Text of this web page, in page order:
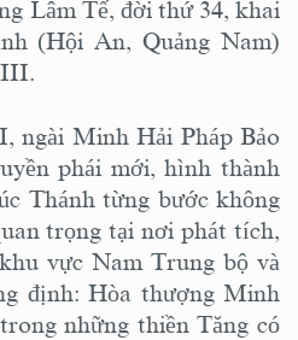
Lâm Tế, đời thứ 34, khai
(Hội An, Quảng Nam)
ngài Minh Hải Pháp Bảo
phái mới, hình thành
Thánh từng bước không
trọng tại nơi phát tích,
vực Nam Trung bộ và
định: Hòa thượng Minh
những thiền Tăng có